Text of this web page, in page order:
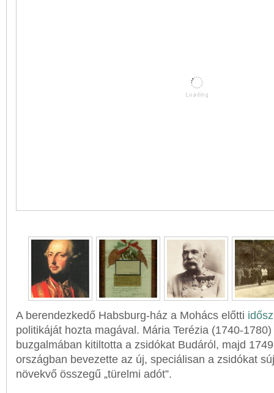
A berendezkedő Habsburg-ház a Mohács előtti
politikáját hozta magával. Mária Terézia (1740-
buzgalmában kitiltotta a zsidókat Budáról, majd
országban bevezette az új, speciálisan a zsidókat
növekvő összegű „türelmi adót”.